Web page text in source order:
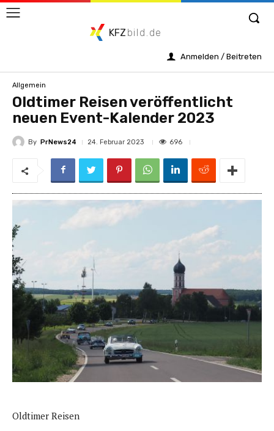
KFZ bild.de
Anmelden / Beitreten
Allgemein
Oldtimer Reisen veröffentlicht
neuen Event-Kalender 2023
By PrNews24 24. Februar 2023 696
Oldtimer Reisen